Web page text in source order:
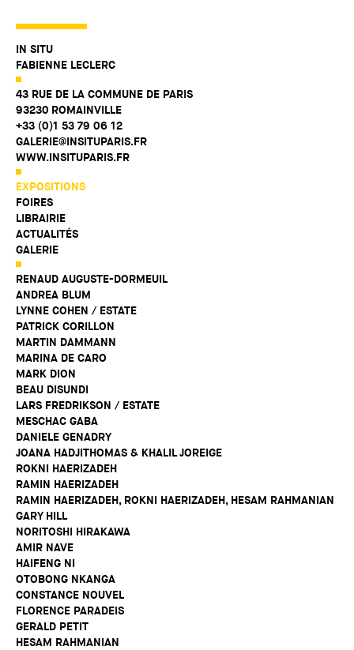
IN SITU
FABIENNE LECLERC
43 RUE DE LA COMMUNE DE PARIS
93230 ROMAINVILLE
+33 (0)1 53 79 06 12
GALERIE@INSITUPARIS.FR
WWW.INSITUPARIS.FR
EXPOSITIONS
FOIRES
LIBRAIRIE
ACTUALITÉS
GALERIE
RENAUD AUGUSTE-DORMEUIL
ANDREA BLUM
LYNNE COHEN / ESTATE
PATRICK CORILLON
MARTIN DAMMANN
MARINA DE CARO
MARK DION
BEAU DISUNDI
LARS FREDRIKSON / ESTATE
MESCHAC GABA
DANIELE GENADRY
JOANA HADJITHOMAS & KHALIL JOREIGE
ROKNI HAERIZADEH
RAMIN HAERIZADEH
RAMIN HAERIZADEH, ROKNI HAERIZADEH, HESAM RAHMANIAN
GARY HILL
NORITOSHI HIRAKAWA
AMIR NAVE
HAIFENG NI
OTOBONG NKANGA
CONSTANCE NOUVEL
FLORENCE PARADEIS
GERALD PETIT
HESAM RAHMANIAN